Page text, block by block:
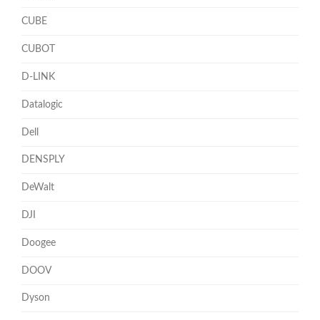
CUBE
CUBOT
D-LINK
Datalogic
Dell
DENSPLY
DeWalt
DJI
Doogee
DOOV
Dyson